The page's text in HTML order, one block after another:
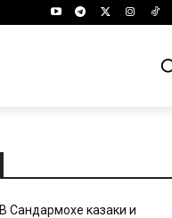
В Сандармохе казаки и